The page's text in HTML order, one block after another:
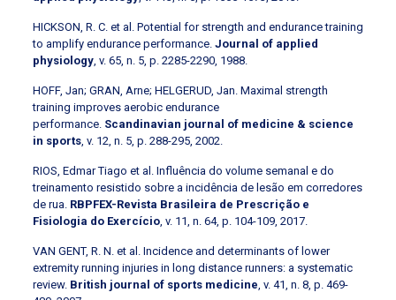
HICKSON, R. C. et al. Potential for strength and endurance training
to amplify endurance performance. Journal of applied
physiology, v. 65, n. 5, p. 2285-2290, 1988.
HOFF, Jan; GRAN, Arne; HELGERUD, Jan. Maximal strength
training improves aerobic endurance
performance. Scandinavian journal of medicine & science
in sports, v. 12, n. 5, p. 288-295, 2002.
RIOS, Edmar Tiago et al. Influência do volume semanal e do
treinamento resistido sobre a incidência de lesão em corredores
de rua. RBPFEX-Revista Brasileira de Prescrição e
Fisiologia do Exercício, v. 11, n. 64, p. 104-109, 2017.
VAN GENT, R. N. et al. Incidence and determinants of lower
extremity running injuries in long distance runners: a systematic
review. British journal of sports medicine, v. 41, n. 8, p. 469-